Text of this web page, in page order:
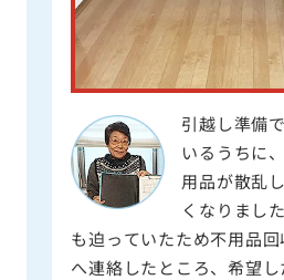
引越し準備
いるうちに
用品が散乱
くなりまし
も迫っていたため不用品
へ連絡したところ、希望